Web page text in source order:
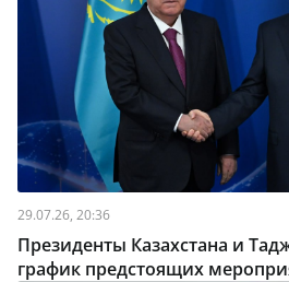
29.07.26, 20:36
Президенты Казахстана и
график предстоящих